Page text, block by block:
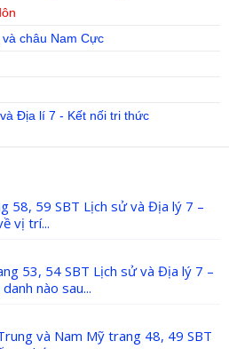
châu Nam Cực
Địa lí 7 - Kết nối tri thức
58, 59 SBT Lịch sử và Địa lý 7 –
vị trí...
53, 54 SBT Lịch sử và Địa lý 7 –
nào sau...
và Nam Mỹ trang 48, 49 SBT